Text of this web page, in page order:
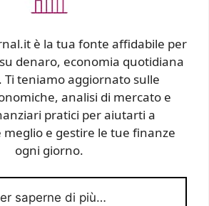
è la tua fonte affidabile per
denaro, economia quotidiana
Ti teniamo aggiornato sulle
analisi di mercato e
pratici per aiutarti a
e gestire le tue finanze
ogni giorno.
saperne di più…